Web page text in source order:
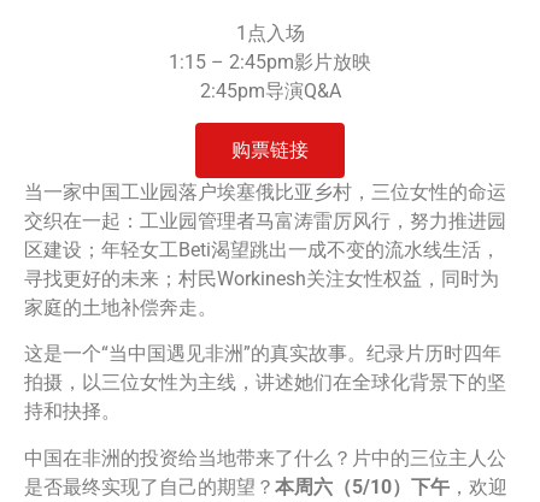
1点入场
1:15 – 2:45pm影片放映
2:45pm导演Q&A
购票链接
当一家中国工业园落户埃塞俄比亚乡村，三位女性的命运
交织在一起：工业园管理者马富涛雷厉风行，努力推进园
区建设；年轻女工Beti渴望跳出一成不变的流水线生活，
寻找更好的未来；村民Workinesh关注女性权益，同时为
家庭的土地补偿奔走。
这是一个“当中国遇见非洲”的真实故事。纪录片历时四年
拍摄，以三位女性为主线，讲述她们在全球化背景下的坚
持和抉择。
中国在非洲的投资给当地带来了什么？片中的三位主人公
是否最终实现了自己的期望？ 本周六（5/10）下午 ，欢迎